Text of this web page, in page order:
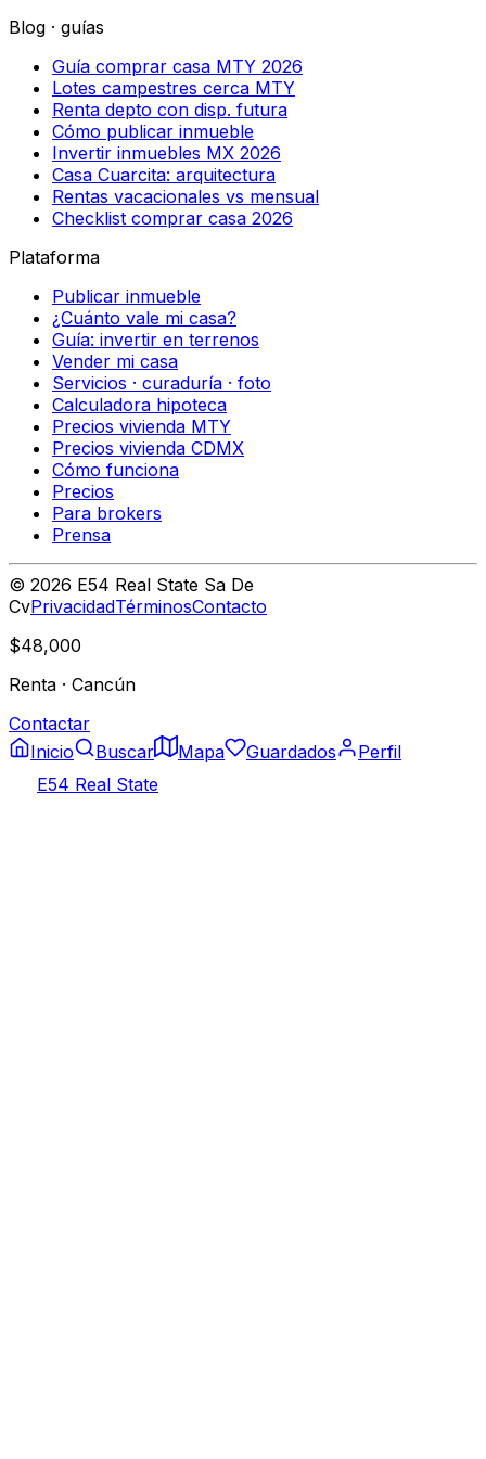
Blog · guías
Guía comprar casa MTY 2026
Lotes campestres cerca MTY
Renta depto con disp. futura
Cómo publicar inmueble
Invertir inmuebles MX 2026
Casa Cuarcita: arquitectura
Rentas vacacionales vs mensual
Checklist comprar casa 2026
Plataforma
Publicar inmueble
¿Cuánto vale mi casa?
Guía: invertir en terrenos
Vender mi casa
Servicios · curaduría · foto
Calculadora hipoteca
Precios vivienda MTY
Precios vivienda CDMX
Cómo funciona
Precios
Para brokers
Prensa
© 2026 E54 Real State Sa De
CvPrivacidadTérminosContacto
$48,000
Renta · Cancún
Contactar
Inicio
Buscar Mapa Guardados
Perfil
E54 Real State